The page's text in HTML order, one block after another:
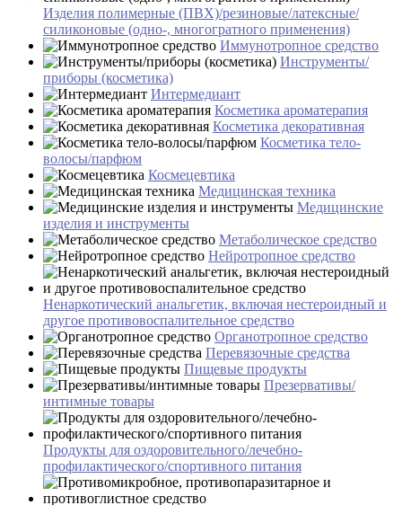
Изделия полимерные (ПВХ)/резиновые/латексные/
силиконовые (одно-, многогратного применения)
Иммунотропное средство
Инструменты/
приборы (косметика)
Интермедиант
Косметика ароматерапия
Косметика декоративная
Косметика тело-
волосы/парфюм
Космецевтика
Медицинская техника
Медицинские
изделия и инструменты
Метаболическое средство
Нейротропное средство
Ненаркотический анальгетик, включая нестероидный и
другое противовоспалительное средство
Органотропное средство
Перевязочные средства
Пищевые продукты
Презервативы/
интимные товары
Продукты для оздоровительного/лечебно-
профилактического/спортивного питания